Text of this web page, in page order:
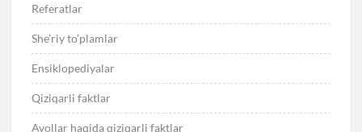
Referatlar
She’riy to’plamlar
Ensiklopediyalar
Qiziqarli faktlar
Ayollar haqida qiziqarli faktlar